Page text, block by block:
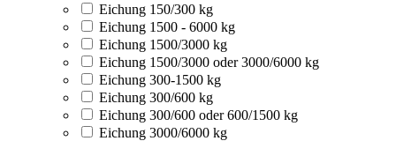
Eichung 150/300 kg
Eichung 1500 - 6000 kg
Eichung 1500/3000 kg
Eichung 1500/3000 oder 3000/6000 kg
Eichung 300-1500 kg
Eichung 300/600 kg
Eichung 300/600 oder 600/1500 kg
Eichung 3000/6000 kg